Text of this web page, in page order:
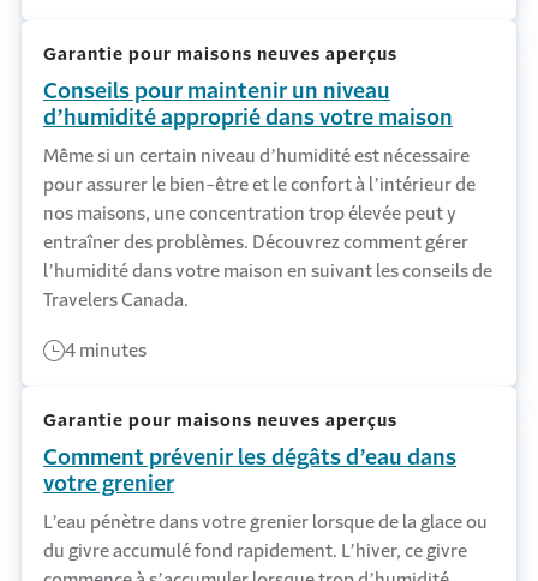
Garantie pour maisons neuves aperçus
Conseils pour maintenir un niveau
d’humidité approprié dans votre maison
Même si un certain niveau d’humidité est nécessaire
pour assurer le bien-être et le confort à l’intérieur de
nos maisons, une concentration trop élevée peut y
entraîner des problèmes. Découvrez comment gérer
l’humidité dans votre maison en suivant les conseils de
Travelers Canada.
4 minutes
Garantie pour maisons neuves aperçus
Comment prévenir les dégâts d’eau dans
votre grenier
L’eau pénètre dans votre grenier lorsque de la glace ou
du givre accumulé fond rapidement. L’hiver, ce givre